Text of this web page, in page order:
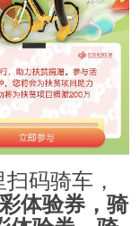
码骑车，
体验券，骑